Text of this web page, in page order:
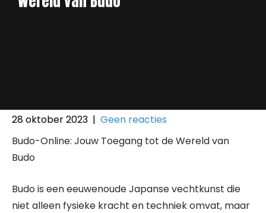
28 oktober 2023 | Geen reacties
Budo-Online: Jouw Toegang tot de Wereld van
Budo
Budo is een eeuwenoude Japanse vechtkunst die
niet alleen fysieke kracht en techniek omvat, maar